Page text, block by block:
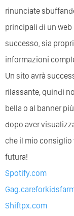
rinunciate
principali di un
successo, sia
informazioni
Un sito avrà
rilassante, quindi
bella o al banner
dopo aver
che il mio consiglio
futura!
Spotify.com
Shiftpx.com